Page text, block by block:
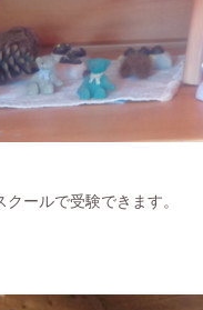
ールで受験できます。